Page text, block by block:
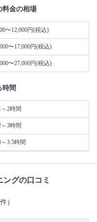
料金の相場
〜12,000円(税込)
〜17,000円(税込)
〜27,000円(税込)
時間
2時間
3時間
3.5時間
グの口コミ
）